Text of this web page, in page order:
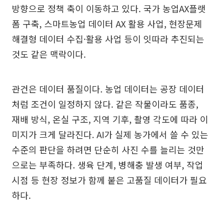
방향으로 정책 축이 이동하고 있다. 국가 농업AX플랫
폼 구축, 스마트농업 데이터 AX 활용 사업, 현장문제
해결형 데이터 수집·활용 사업 등이 잇따라 추진되는
것도 같은 맥락이다.
관건은 데이터 품질이다. 농업 데이터는 공장 데이터
처럼 조건이 일정하지 않다. 같은 작물이라도 품종,
재배 방식, 온실 구조, 지역 기후, 촬영 각도에 따라 이
미지가 크게 달라진다. AI가 실제 농가에서 쓸 수 있는
수준의 판단을 하려면 단순히 사진 수를 늘리는 것만
으로는 부족하다. 생육 단계, 병해충 발생 여부, 작업
시점 등 현장 정보가 함께 붙은 고품질 데이터가 필요
하다.